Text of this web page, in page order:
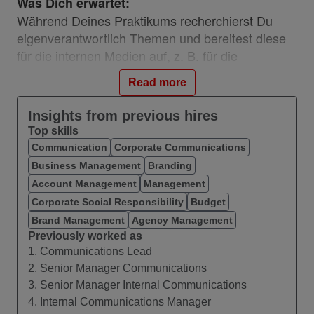
Während Deines Praktikums recherchierst Du
eigenverantwortlich Themen und bereitest diese
für die internen Medien auf, z. B. für die
Mitarbeiter-App. Du unterstützt das Team bei der
Arbeit an Kommunikationskampagnen und hast
die Möglichkeit, Projekte von der Konzeption bis
zur Umsetzung zu begleiten und gestalten. So
hilfst Du uns, interne Veranstaltungen zu
organisieren und kümmerst Dich um das
Community Management unseres Enterprise
Social Networks. Und Du gestaltest unseren
Vodafone-Spirit aktiv mit.
Was Dich auszeichnet:
Du bist entweder immatrikuliert oder gerade
in einem Gap Year und studierst Medien- &
Read more
Insights from previous hires
Top skills
Communication
Corporate Communications
Business Management
Branding
Account Management
Management
Corporate Social Responsibility
Budget
Brand Management
Agency Management
Previously worked as
1. Communications Lead
2. Senior Manager Communications
3. Senior Manager Internal Communications
4. Internal Communications Manager